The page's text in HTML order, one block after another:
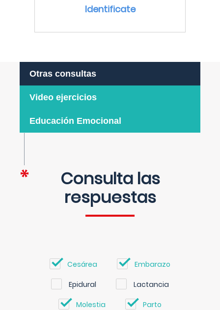
Identificate
Otras consultas
Video ejercicios
Educación Emocional
Consulta las
respuestas
Cesárea Embarazo
Epidural Lactancia
Molestia Parto